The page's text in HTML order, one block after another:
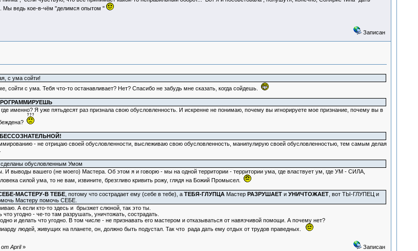
Мы ведь кое-в-чём "делимся опытом "
Записан
с ума сойти!
сойти с ума. Тебя что-то останавливает? Нет? Спасибо не забудь мне сказать, когда сойдешь.
именно? Я уже пятьдесят раз признала свою обусловленность. И искренне не понимаю, почему вы игнорируете мое признание, почему вы в
- не отрицаю своей обусловленности, выслеживаю свою обусловленность, манипулирую своей обусловленностью, тем самым делая
сделаны обусловленным Умом
вашего (не моего) Мастера. Об этом я и говорю - мы на одной территории - территории ума, где властвует ум, где УМ - СИЛА,
силой ума, то не вам, извините, брезгливо кривить рожу, глядя на Божий Промысел.
МАСТЕРУ-В ТЕБЕ, потому что сострадает ему (себе в тебе), а ТЕБЯ-ГЛУПЦАМастер РАЗРУШАЕТи УНИЧТОЖАЕТ, вот ТЫ-ГЛУПЕЦ и
Мастеру помочь СЕБЕ.
А если кто-то здесь и брызжет слюной, так это ты.
угодно - че-то там разрушать, уничтожать, сострадать.
и делать что угодно. В том числе - не признавать его мастером и отказываться от навязчивой помощи. А почему нет?
людей, живущих на планете, он, должно быть подустал. Так что рада дать ему отдых от трудов праведных.
от April» Записан